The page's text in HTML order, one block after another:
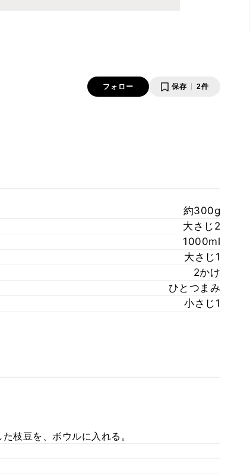
フォロー 保存 2件
約300g
大さじ2
1000ml
大さじ1
2かけ
ひとつまみ
小さじ1
枝豆を、ボウルに入れる。